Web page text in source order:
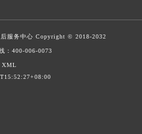
服务中心 Copyright © 2018-2032
： 400-006-0073
XML